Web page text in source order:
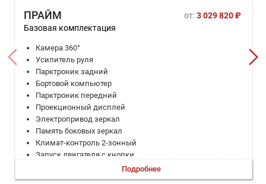
ПРАЙМ от:3 029 820 ₽
Базовая комплектация
Камера 360°
Усилитель руля
Парктроник задний
Бортовой компьютер
Парктроник передний
Проекционный дисплей
Электропривод зеркал
Память боковых зеркал
Климат-контроль 2-зонный
Запуск двигателя с кнопки
Система доступа без ключа
Электроскладывание зеркал
Подробнее